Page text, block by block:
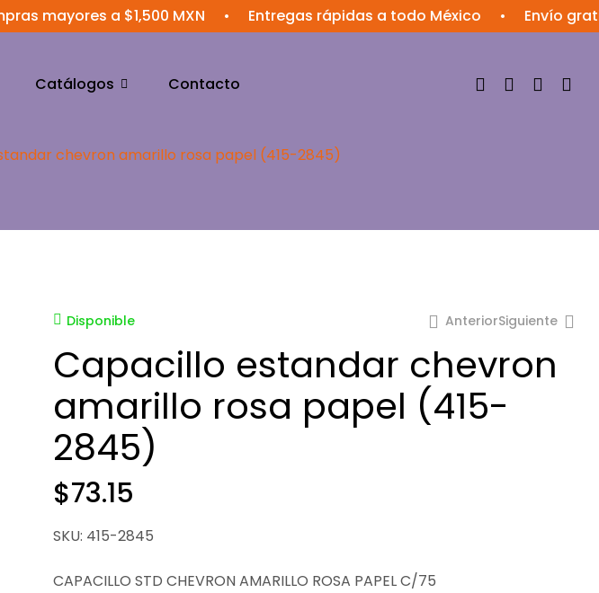
a $1,500 MXN • Entregas rápidas a todo México • Envío gratis en
Catálogos Contacto
chevron amarillo rosa papel (415-2845)
Disponible Anterior
$ 73.15
Siguiente
$39.38
$ 11.81
Capacillo estandar chevron
amarillo rosa papel (415-
2845)
$73.15
SKU: 415-2845
CAPACILLO STD CHEVRON AMARILLO ROSA PAPEL C/75